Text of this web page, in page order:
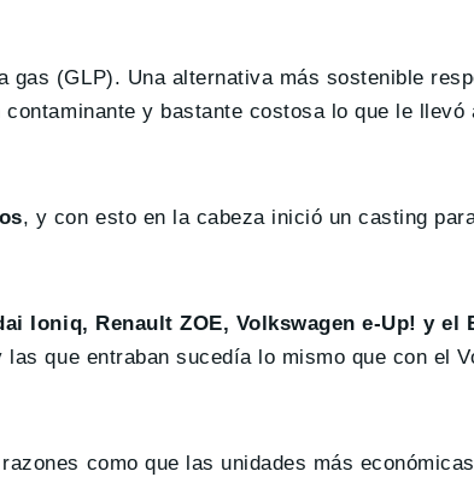
gas (GLP). Una alternativa más sostenible
y bastante costosa lo que le llevó
, y con esto en la cabeza inició un casting
Ioniq, Renault ZOE, Volkswagen e-Up! y el
que entraban sucedía lo mismo que con el
como que las unidades más